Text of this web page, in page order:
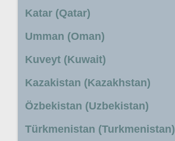
Katar (Qatar)
Umman (Oman)
Kuveyt (Kuwait)
Kazakistan (Kazakhstan)
Özbekistan (Uzbekistan)
Türkmenistan (Turkmenistan)